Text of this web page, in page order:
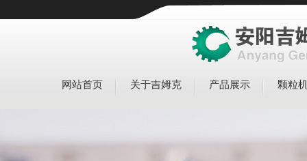
网站首页 关于吉姆克 产品展示 颗粒